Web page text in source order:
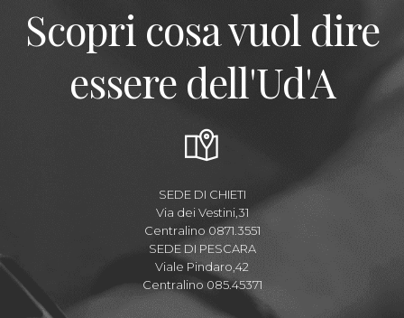
Scopri cosa vuol dire
essere dell'Ud'A
SEDE DI CHIETI
Via dei Vestini,31
Centralino 0871.3551
SEDE DI PESCARA
Viale Pindaro,42
Centralino 085.45371